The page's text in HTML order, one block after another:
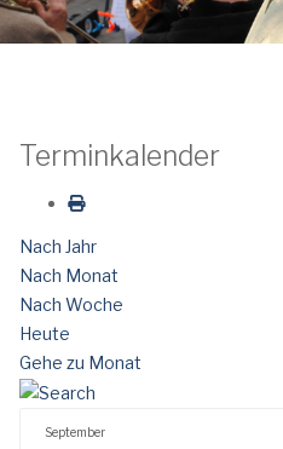
Terminkalender
Nach Jahr
Nach Monat
Nach Woche
Heute
Gehe zu Monat